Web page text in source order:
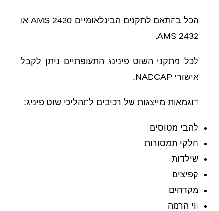
הכל בהתאם לתקנים הבינלאומיים AMS 2430 או
AMS 2432
.
לכל מתקני השוט פינינג התעופתיים ניתן לקבל
אישורי NADCAP.
דוגמאות מייצגות של רכיבים לתהליכי שוט פיניג:
להבי מטוסים
חלקי תמסורות
שילדות
קפיצים
מקדחים
ווי הרמה